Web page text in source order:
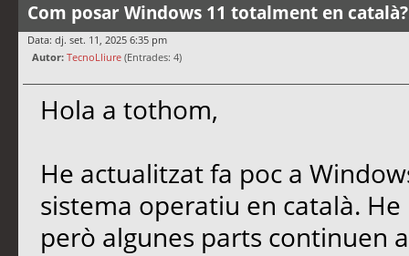
Com posar Windows 11 totalment en català?
Data: dj. set. 11, 2025 6:35 pm
Autor: TecnoLliure (Entrades: 4)
Hola a tothom,
He actualitzat fa poc a
sistema operatiu en català.
però algunes parts continuen